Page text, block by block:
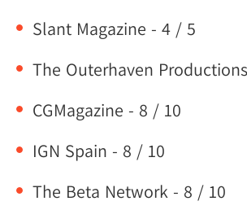
Slant Magazine - 4 / 5
The Outerhaven
CGMagazine - 8 / 10
IGN Spain - 8 / 10
The Beta Network - 8 / 10